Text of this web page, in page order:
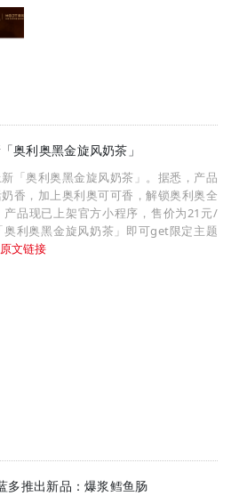
奥利奥黑金旋风奶茶」
「奥利奥黑金旋风奶茶」。据悉，产品
香，加上奥利奥可可香，解锁奥利奥全
品现已上架官方小程序，售价为21元/
利奥黑金旋风奶茶」即可get限定主题
原文链接
多推出新品：爆浆鳕鱼肠